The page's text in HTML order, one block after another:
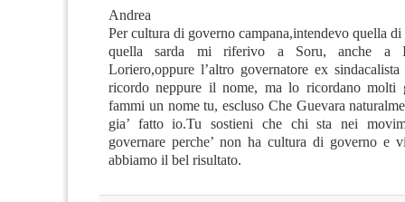
Andrea
Per cultura di governo campana,intendevo quella
quella sarda mi riferivo a Soru, anche a
Loriero,oppure l’altro governatore ex
ricordo neppure il nome, ma lo ricordano molti
fammi un nome tu, escluso Che Guevara
gia’ fatto io.Tu sostieni che chi sta nei
governare perche’ non ha cultura di governo e
abbiamo il bel risultato.